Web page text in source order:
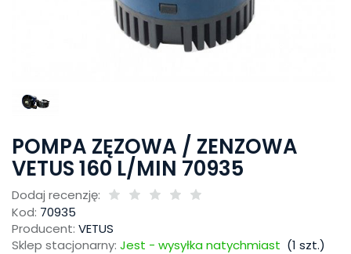
POMPA ZĘZOWA / ZENZOWA
VETUS 160 L/MIN 70935
Dodaj recenzję:
Kod: 70935
Producent: VETUS
Sklep stacjonarny: Jest - wysyłka natychmiast (1 szt.)